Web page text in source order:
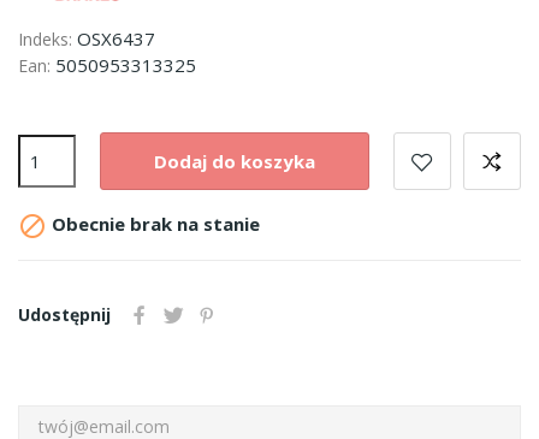
Indeks: OSX6437
Ean: 5050953313325
Dodaj do koszyka
 Obecnie brak na stanie
Udostępnij